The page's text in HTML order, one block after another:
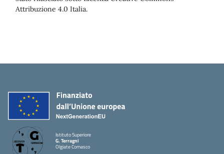
Attribuzione 4.0 Italia.
Istituto Superiore
G. Terragni
Olgiate Comasco